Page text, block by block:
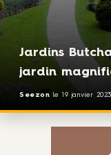
Jardins
jardin
Seezon le 19 janvier 2023